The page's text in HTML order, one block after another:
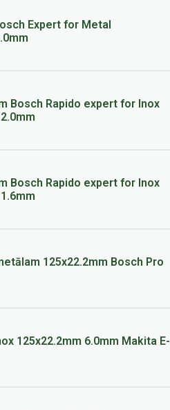
Expert for Metal
Bosch Rapido expert for Inox
Bosch Rapido expert for Inox
125x22.2mm Bosch Pro
125x22.2mm 6.0mm Makita E-